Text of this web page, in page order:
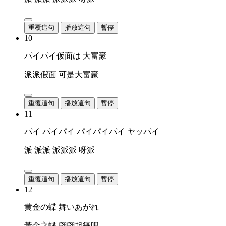
重覆這句 播放這句 暫停
10
パイパイ仮面は 大富豪
派派假面 可是大富豪
重覆這句 播放這句 暫停
11
パイ パイパイ パイパイパイ ヤッパイ
派 派派 派派派 呀派
重覆這句 播放這句 暫停
12
黄金の蝶 舞いあがれ